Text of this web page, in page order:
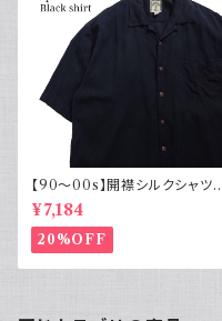
【90～00s】開襟シルクシャツ
オープンカラー ブラック 黒 古着
モード
¥7,184
20%OFF